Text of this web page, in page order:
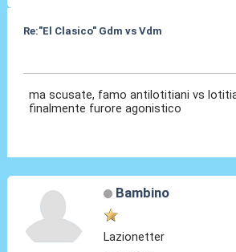
Re:"El Clasico" Gdm vs Vdm
ma scusate, famo antilotitiani vs
finalmente furore agonistico
Bambino
Lazionetter